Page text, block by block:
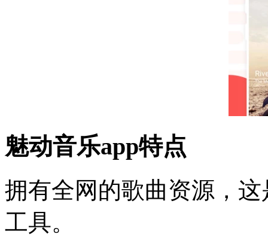
魅动音乐app特点
拥有全网的歌曲资源，
工具。